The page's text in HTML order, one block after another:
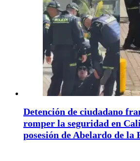
Detención de ciudadano
romper la seguridad en
posesión de Abelardo de la